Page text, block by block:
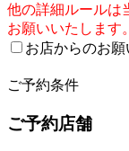
他の詳細ルールは
お願いいたします。
お店からのお
ご予約条件
ご予約店舗